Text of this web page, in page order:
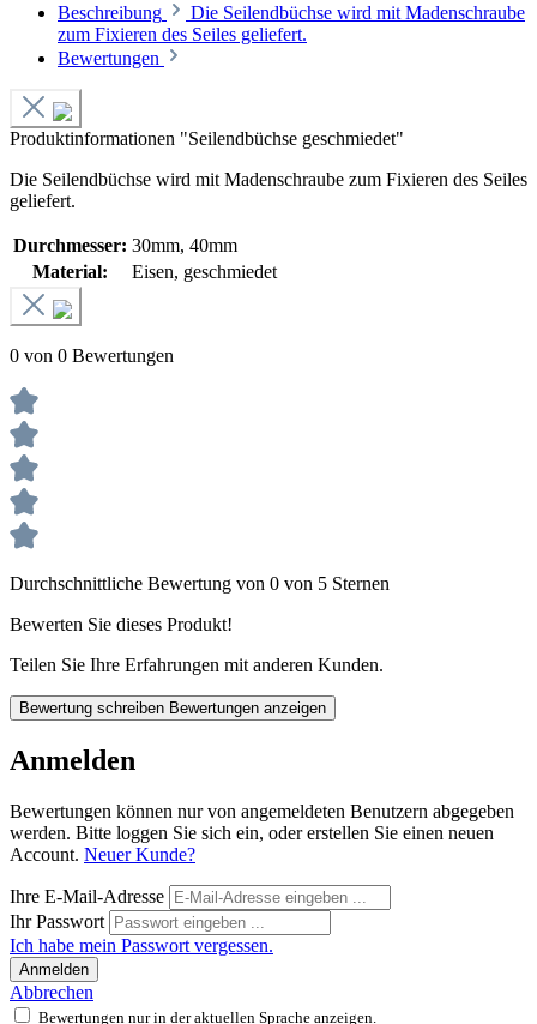
Beschreibung
Die Seilendbüchse wird mit Madenschraube
zum Fixieren des Seiles geliefert.
Bewertungen
Produktinformationen "Seilendbüchse geschmiedet"
Die Seilendbüchse wird mit Madenschraube zum Fixieren des Seiles
geliefert.
Durchmesser: 30mm, 40mm
Material:
Eisen, geschmiedet
0 von 0 Bewertungen
Durchschnittliche Bewertung von 0 von 5 Sternen
Bewerten Sie dieses Produkt!
Teilen Sie Ihre Erfahrungen mit anderen Kunden.
Bewertung schreiben Bewertungen anzeigen
Anmelden
Bewertungen können nur von angemeldeten Benutzern abgegeben
werden. Bitte loggen Sie sich ein, oder erstellen Sie einen neuen
Account. Neuer Kunde?
Ihre E-Mail-Adresse
Ihr Passwort
Ich habe mein Passwort vergessen.
Anmelden
Abbrechen
Bewertungen nur in der aktuellen Sprache anzeigen.